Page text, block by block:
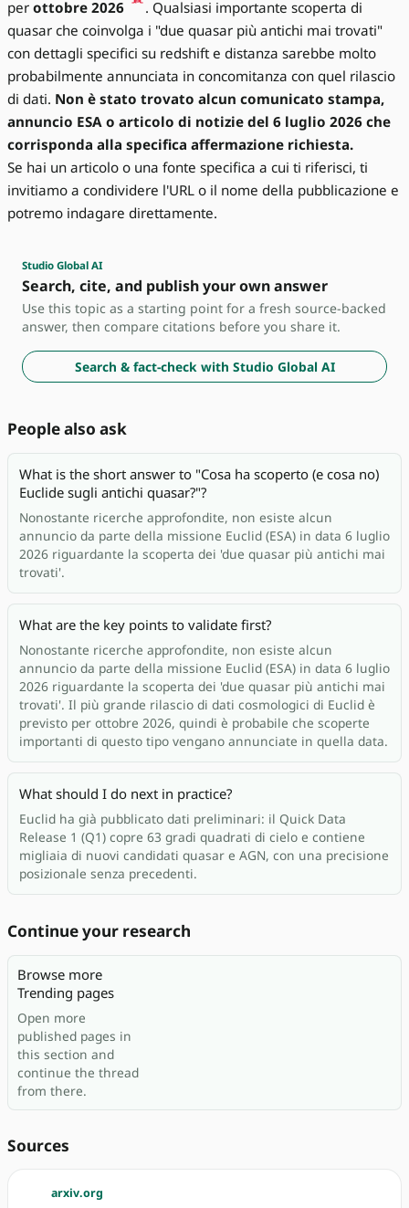
per ottobre 2026
. Qualsiasi importante scoperta di
quasar che coinvolga i "due quasar più antichi mai trovati"
con dettagli specifici su redshift e distanza sarebbe molto
probabilmente annunciata in concomitanza con quel rilascio
di dati. Non è stato trovato alcun comunicato stampa,
annuncio ESA o articolo di notizie del 6 luglio 2026 che
corrisponda alla specifica affermazione richiesta.
Se hai un articolo o una fonte specifica a cui ti riferisci, ti
invitiamo a condividere l'URL o il nome della pubblicazione e
potremo indagare direttamente.
Studio Global AI
Search, cite, and publish your own answer
Use this topic as a starting point for a fresh source-backed
answer, then compare citations before you share it.
Search & fact-check with Studio Global AI
People also ask
What is the short answer to "Cosa ha scoperto (e cosa no)
Euclide sugli antichi quasar?"?
Nonostante ricerche approfondite, non esiste alcun
annuncio da parte della missione Euclid (ESA) in data 6 luglio
2026 riguardante la scoperta dei 'due quasar più antichi mai
trovati'.
What are the key points to validate first?
Nonostante ricerche approfondite, non esiste alcun
annuncio da parte della missione Euclid (ESA) in data 6 luglio
2026 riguardante la scoperta dei 'due quasar più antichi mai
trovati'. Il più grande rilascio di dati cosmologici di Euclid è
previsto per ottobre 2026, quindi è probabile che scoperte
importanti di questo tipo vengano annunciate in quella data.
What should I do next in practice?
Euclid ha già pubblicato dati preliminari: il Quick Data
Release 1 (Q1) copre 63 gradi quadrati di cielo e contiene
migliaia di nuovi candidati quasar e AGN, con una precisione
posizionale senza precedenti.
Continue your research
Browse more
Trending pages
Open more
published pages in
this section and
continue the thread
from there.
Sources
arxiv.org